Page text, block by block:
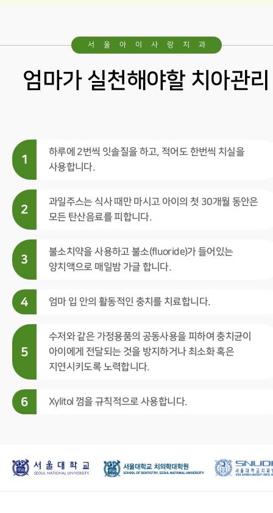
서울아이사랑치과
엄마가 실천해야할 치아관리
1
하루에 2번씩 잇솔질을 하고, 적어도 한번씩 치실을
사용합니다.
2
과일주스는 식사 때만 마시고 아이의 첫 30개월 동안은
모든 탄산음료를 피합니다.
3
불소치약을 사용하고 불소(fluoride)가 들어있는
양치액으로 매일밤 가글 합니다.
4 엄마 입 안의 활동적인 충치를 치료합니다.
5
수저와 같은 가정용품의 공동사용을 피하여 충치균이
아이에게 전달되는 것을 방지하거나 최소화 혹은
지연시키도록 노력합니다.
6 Xylitol 껌을 규칙적으로 사용합니다.